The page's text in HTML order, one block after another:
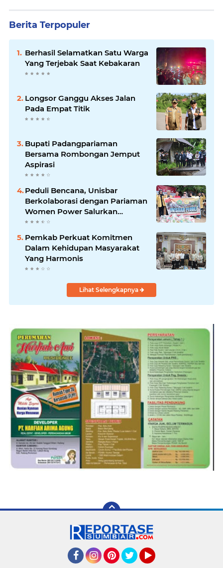
Berita Terpopuler
Berhasil Selamatkan Satu Warga
Yang Terjebak Saat Kebakaran
Longsor Ganggu Akses Jalan
Pada Empat Titik
Bupati Padangpariaman
Bersama Rombongan Jemput
Aspirasi
Peduli Bencana, Unisbar
Berkolaborasi dengan Pariaman
Women Power Salurkan
Bantuan untuk Korban Banjir di
Padang
Pemkab Perkuat Komitmen
Dalam Kehidupan Masyarakat
Yang Harmonis
Lihat Selengkapnya